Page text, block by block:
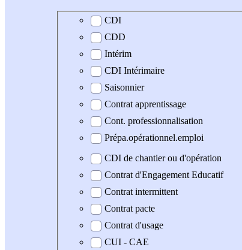
Type de contrat
CDI
CDD
Intérim
CDI Intérimaire
Saisonnier
Contrat apprentissage
Cont. professionnalisation
Prépa.opérationnel.emploi
CDI de chantier ou d'opération
Contrat d'Engagement Educatif
Contrat intermittent
Contrat pacte
Contrat d'usage
CUI - CAE